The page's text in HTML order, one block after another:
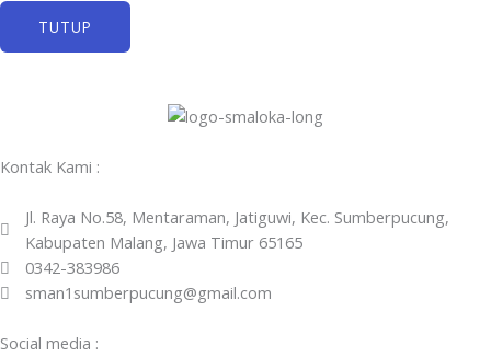
TUTUP
Kontak Kami :
Jl. Raya No.58, Mentaraman, Jatiguwi, Kec. Sumberpucung,
Kabupaten Malang, Jawa Timur 65165
0342-383986
sman1sumberpucung@gmail.com
Social media :